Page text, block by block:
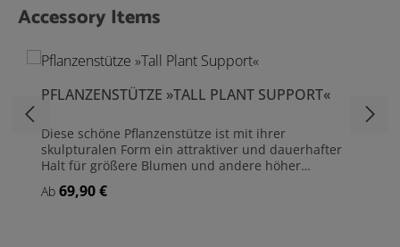
Produktgalerie überspringen
Accessory Items
PFLANZENSTÜTZE »TALL PLANT SUPPORT«
Diese schöne Pflanzenstütze ist mit ihrer
skulpturalen Form ein attraktiver und dauerhafter
Halt für größere Blumen und andere höher
Rittersporn, Fingerhut, Stock- und Strauchrosen...
Regulärer Preis:
Ab 69,90 €